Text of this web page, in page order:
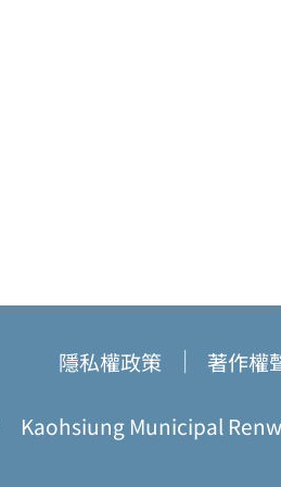
隱私權政策 著作權
Kaohsiung Municipal